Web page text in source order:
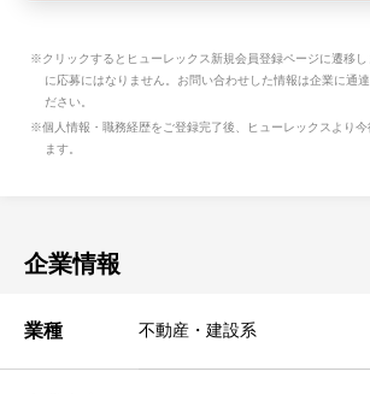
※クリックするとヒューレックス新規会員登録ページに遷移
に応募にはなりません。お問い合わせした情報は企業に通
ださい。
※個人情報・職務経歴をご登録完了後、ヒューレックスより今
ます。
企業情報
業種 不動産・建設系